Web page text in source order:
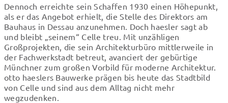
Dennoch erreichte sein Schaffen 1930 einen Höhepunkt,
als er das Angebot erhielt, die Stelle des Direktors am
Bauhaus in Dessau anzunehmen. Doch haesler sagt ab
und bleibt „seinem“ Celle treu. Mit unzähligen
Großprojekten, die sein Architekturbüro mittlerweile in
der Fachwerkstadt betreut, avanciert der gebürtige
Münchner zum großen Vorbild für moderne Architektur.
otto haeslers Bauwerke prägen bis heute das Stadtbild
von Celle und sind aus dem Alltag nicht mehr
wegzudenken.